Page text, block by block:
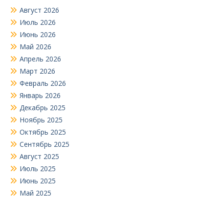
Август 2026
Июль 2026
Июнь 2026
Май 2026
Апрель 2026
Март 2026
Февраль 2026
Январь 2026
Декабрь 2025
Ноябрь 2025
Октябрь 2025
Сентябрь 2025
Август 2025
Июль 2025
Июнь 2025
Май 2025